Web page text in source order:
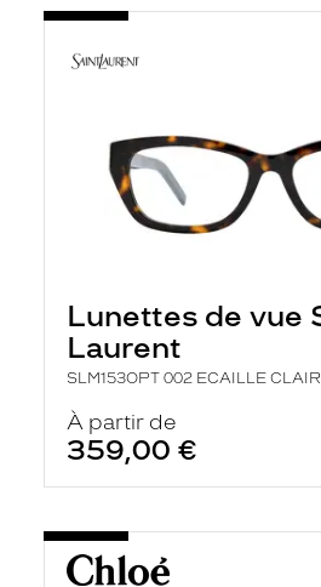
Lunettes de vue
Laurent
SLM153OPT 002 ECAILLE
À partir de
359,00 €